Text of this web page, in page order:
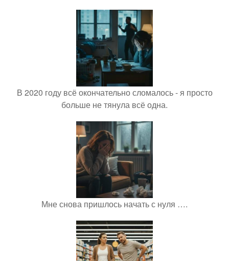
В 2020 году всё окончательно сломалось - я просто
больше не тянула всё одна.
Мне снова пришлось начать с нуля ….